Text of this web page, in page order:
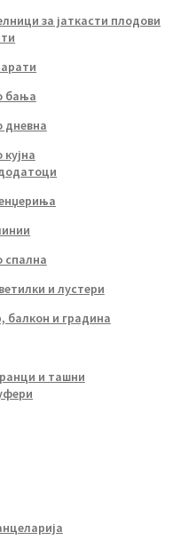
за јаткасти плодови
бања
дневна
спална
и лустери
балкон и градина
и ташни